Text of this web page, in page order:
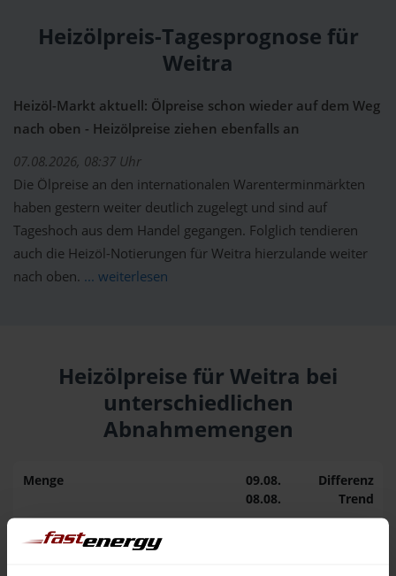
Heizölpreis-Tagesprognose für
Weitra
Heizöl-Markt aktuell: Ölpreise schon wieder auf dem Weg
nach oben - Heizölpreise ziehen ebenfalls an
07.08.2026, 08:37 Uhr
Die Ölpreise an den internationalen Warenterminmärkten
haben gestern weiter deutlich zugelegt und sind auf
Tageshoch aus dem Handel gegangen. Folglich tendieren
auch die Heizöl-Notierungen für Weitra hierzulande weiter
nach oben. ... weiterlesen
Heizölpreise für Weitra bei
unterschiedlichen
Abnahmemengen
Menge
09.08.
08.08.
Differenz
Trend
1.000 Liter